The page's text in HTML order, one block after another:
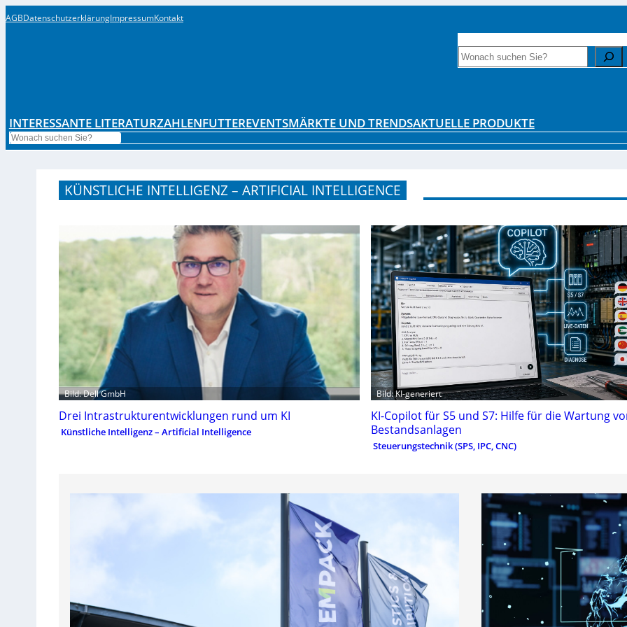
AGBDatenschutzerklärungImpressumKontakt
Search
INTERESSANTE LITERATURZAHLENFUTTEREVENTSMÄRKTE UND TRENDSAKTUELLE PRODUKTE
Search
KÜNSTLICHE INTELLIGENZ – ARTIFICIAL INTELLIGENCE
Bild: Dell GmbH
Drei Intrastrukturentwicklungen rund um KI
Künstliche Intelligenz – Artificial Intelligence
Bild: KI-generiert
KI-Copilot für S5 und S7: Hilfe für die Wartung
Bestandsanlagen
Steuerungstechnik (SPS, IPC, CNC)